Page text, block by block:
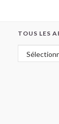
TOUS LES
Tous les